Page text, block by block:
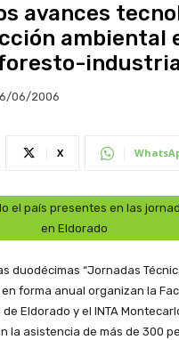
avances
ambiental
06/2006
X
el país presentes en las
en Eldorado
duodécimas “Jornadas
forma anual organizan la
Eldorado y el INTA
la asistencia de más de 300